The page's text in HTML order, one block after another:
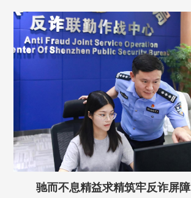
驰而不息精益求精筑牢反诈屏障